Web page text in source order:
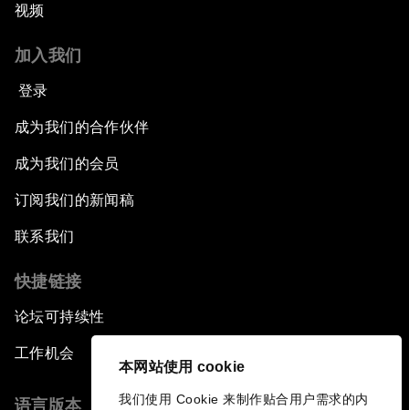
本网站使用 cookie
我们使用 Cookie 来制作贴合用户需求的内
视频
加入我们
登录
成为我们的合作伙伴
成为我们的会员
订阅我们的新闻稿
联系我们
快捷链接
论坛可持续性
工作机会
语言版本